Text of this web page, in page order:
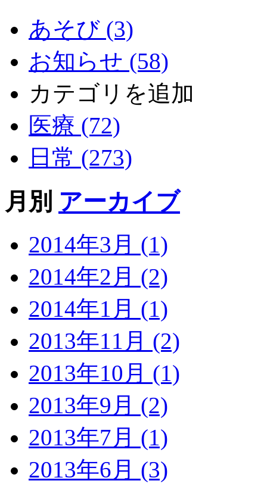
あそび (3)
お知らせ (58)
カテゴリを追加
医療 (72)
日常 (273)
月別 アーカイブ
2014年3月 (1)
2014年2月 (2)
2014年1月 (1)
2013年11月 (2)
2013年10月 (1)
2013年9月 (2)
2013年7月 (1)
2013年6月 (3)